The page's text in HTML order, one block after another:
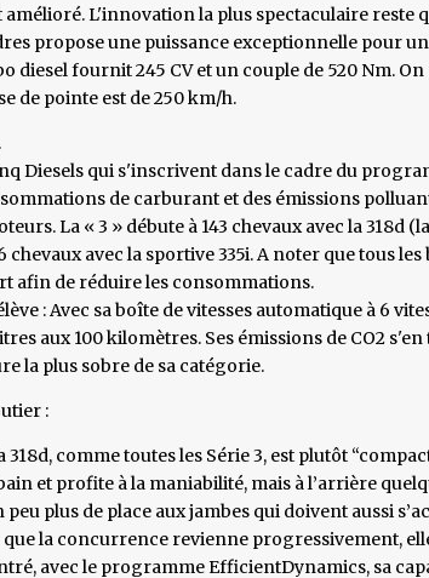
L'innovation la plus spectaculaire reste
propose une puissance exceptionnelle pour
diesel fournit 245 CV et un couple de 520 Nm. On
de pointe est de 250 km/h.
Diesels qui s'inscrivent dans le cadre du
de carburant et des émissions
La « 3 » débute à 143 chevaux avec la 318d
chevaux avec la sportive 335i. A noter que tous
afin de réduire les consommations.
: Avec sa boîte de vitesses automatique à 6
aux 100 kilomètres. Ses émissions de CO2
la plus sobre de sa catégorie.
:
318d, comme toutes les Série 3, est plutôt
et profite à la maniabilité, mais à l’arrière
plus de place aux jambes qui doivent aussi
la concurrence revienne progressivement,
avec le programme EfficientDynamics, sa